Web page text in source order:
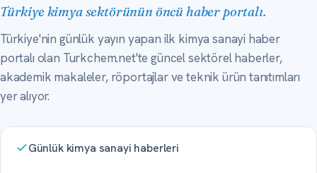
Türkiye kimya sektörünün öncü haber portalı.
Türkiye'nin günlük yayın yapan ilk kimya sanayi haber
portalı olan Turkchem.net'te güncel sektörel haberler,
akademik makaleler, röportajlar ve teknik ürün tanıtımları
yer alıyor.
Günlük kimya sanayi haberleri